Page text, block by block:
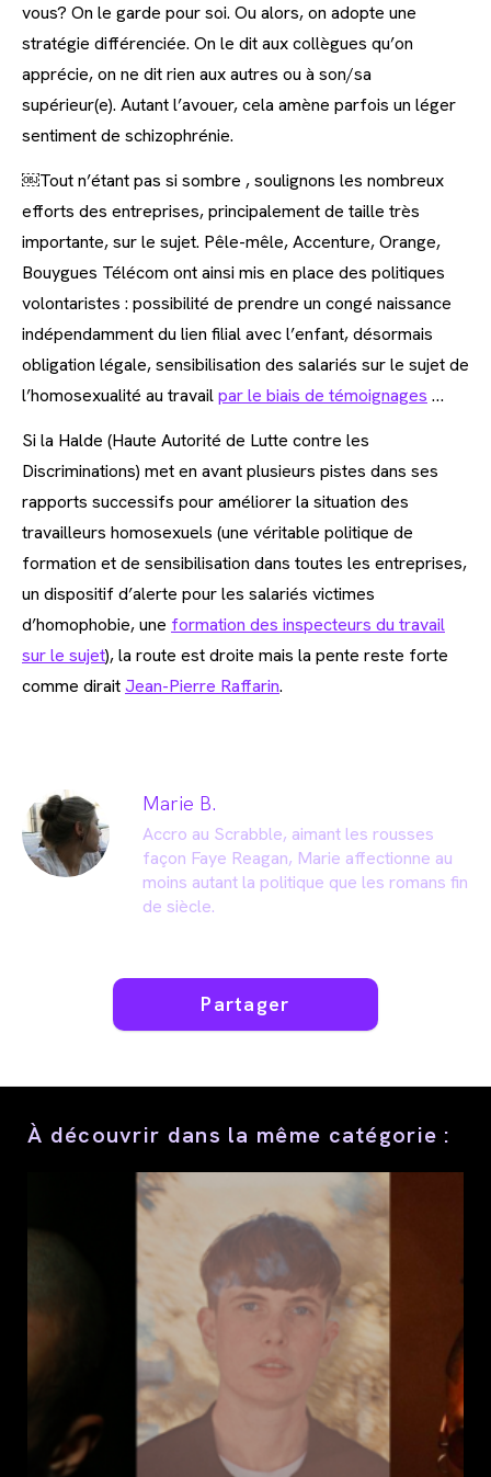
vous? On le garde pour soi. Ou alors, on adopte une
stratégie différenciée. On le dit aux collègues qu’on
apprécie, on ne dit rien aux autres ou à son/sa
supérieur(e). Autant l’avouer, cela amène parfois un léger
sentiment de schizophrénie.
￼Tout n’étant pas si sombre , soulignons les nombreux
efforts des entreprises, principalement de taille très
importante, sur le sujet. Pêle-mêle, Accenture, Orange,
Bouygues Télécom ont ainsi mis en place des politiques
volontaristes : possibilité de prendre un congé naissance
indépendamment du lien filial avec l’enfant, désormais
obligation légale, sensibilisation des salariés sur le sujet de
l’homosexualité au travailpar le biais de témoignages …
Si la Halde (Haute Autorité de Lutte contre les
Discriminations) met en avant plusieurs pistes dans ses
rapports successifs pour améliorer la situation des
travailleurs homosexuels (une véritable politique de
formation et de sensibilisation dans toutes les entreprises,
un dispositif d’alerte pour les salariés victimes
d’homophobie, une formation des inspecteurs du travail
sur le sujet), la route est droite mais la pente reste forte
comme diraitJean-Pierre Raffarin.
Marie B.
Accro au Scrabble, aimant les rousses
façon Faye Reagan, Marie affectionne au
moins autant la politique que les romans fin
de siècle.
Partager
Partager
À découvrir dans la même catégorie :